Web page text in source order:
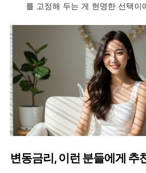
를 고정해 두는 게 현명한 선택이
변동금리, 이런 분들에게 추